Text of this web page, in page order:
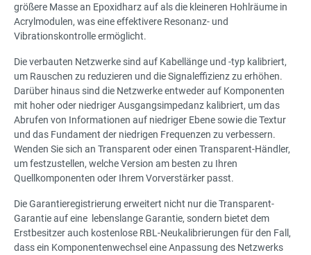
größere Masse an Epoxidharz auf als die kleineren Hohlräume in
Acrylmodulen, was eine effektivere Resonanz- und
Vibrationskontrolle ermöglicht.
Die verbauten Netzwerke sind auf Kabellänge und -typ kalibriert,
um Rauschen zu reduzieren und die Signaleffizienz zu erhöhen.
Darüber hinaus sind die Netzwerke entweder auf Komponenten
mit hoher oder niedriger Ausgangsimpedanz kalibriert, um das
Abrufen von Informationen auf niedriger Ebene sowie die Textur
und das Fundament der niedrigen Frequenzen zu verbessern.
Wenden Sie sich an Transparent oder einen Transparent-Händler,
um festzustellen, welche Version am besten zu Ihren
Quellkomponenten oder Ihrem Vorverstärker passt.
Die Garantieregistrierung erweitert nicht nur die Transparent-
Garantie auf eine lebenslange Garantie, sondern bietet dem
Erstbesitzer auch kostenlose RBL-Neukalibrierungen für den Fall,
dass ein Komponentenwechsel eine Anpassung des Netzwerks